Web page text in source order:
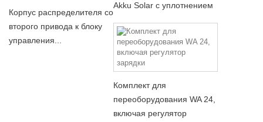
Корпус распределителя со
второго привода к блоку
управления...
Akku Solar с уплотнением
Комплект для
переоборудования WA 24,
включая регулятор